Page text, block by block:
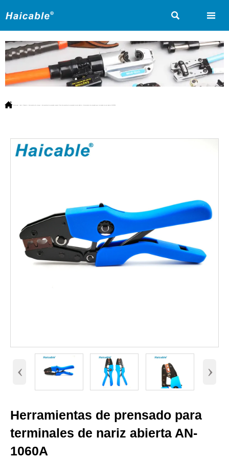
 
 Estás aquí: Producto Para herramientas de prensado de nariz abierta
‹ ›
Herramientas de prensado para
terminales de nariz abierta AN-
1060A